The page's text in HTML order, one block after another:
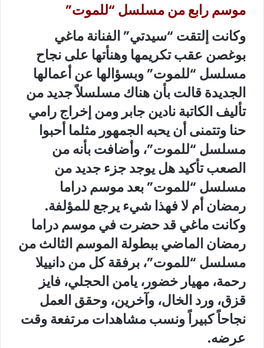
موسم رابع من مسلسل “للموت”
وكانت إلتقت “سيدتي” الفنانة ماغي
بوغصن عقب تكريمها وهنأتها على نجاح
مسلسل “للموت” وبسؤالها عن أعمالها
الجديدة قالت بأن هناك مسلسلاً جديد من
تأليف الكاتبة نادين جابر ومن إخراج رامي
حنا وتتمنى أن يحبه الجمهور مثلما أحبوا
مسلسل “للموت”، وأضافت بأنه من
الصعب تأكيد هل يوجد جزء جديد من
مسلسل “للموت” بعد موسم دراما
رمضان أم لا فهذا شيء يرجع للمؤلفة.
وكانت ماغي قد حضرت في موسم دراما
رمضان الماضيببطولة الموسم الثالث من
مسلسل “للموت”، برفقة كل من دانييلا
رحمة، مهيار خضور، يامن الحجلي، فايز
قزق، ورد الخال، وآخرين، وحقق العمل
نجاحاً كبيراً ونسب مشاهدات مرتفعة وقت
عرضه.